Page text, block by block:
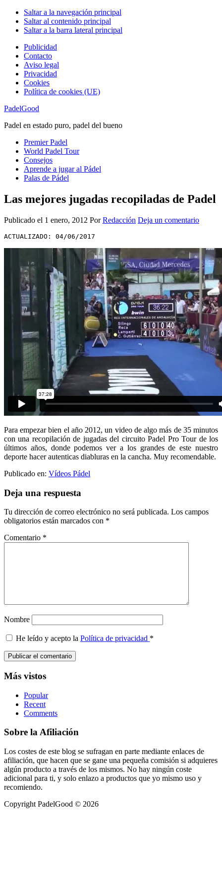
Saltar a la navegación principal
Saltar al contenido principal
Saltar a la barra lateral principal
Publicidad
Contacto
Aviso legal
Privacidad
Cookies
Política de cookies (UE)
PadelGood
Padel en estado puro, padel del bueno
Premier Padel
World Padel Tour
Consejos
Aprende a jugar al Pádel
Palas de Pádel
Las mejores jugadas recopiladas de Padel
Publicado el 1 enero, 2012 PorRedacción Deja un comentario
ACTUALIZADO: 04/06/2017
Para empezar bien el año 2012, un video de algo más de 35 minutos
con una recopilación de jugadas del circuito Padel Pro Tour de los
últimos años, donde podemos ver a los grandes de este nuestro
deporte hacer autenticas diabluras en la cancha. Muy recomendable.
Publicado en: Vídeos Pádel
Interacciones
los
lectores
Deja una respuesta
Tu dirección de correo electrónico no será publicada. Los campos
obligatorios están marcados con *
Comentario *
Nombre
He leído y acepto la Política de privacidad *
Barra
lateral
principal
Más vistos
Popular
Recent
Comments
Sobre la Afiliación
Los costes de este blog se sufragan en parte mediante enlaces de
afiliación, que hacen que se gane una pequeña comisión si adquieres
algún producto a través de los mismos. No hay ningún coste
adicional para ti, y solo enlazo a productos que yo mismo uso y
recomiendo.
Copyright PadelGood © 2026